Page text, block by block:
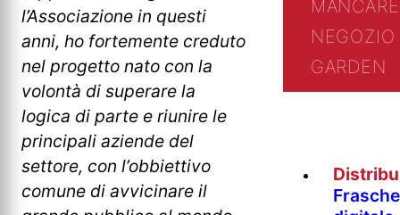
l’Associazione in questi
anni, ho fortemente creduto
nel progetto nato con la
volontà di superare la
logica di parte e riunire le
principali aziende del
settore, con l’obbiettivo
comune di avvicinare il
GARDEN